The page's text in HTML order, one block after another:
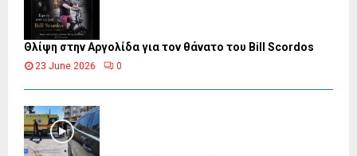
Θλίψη στην Αργολίδα για τον θάνατο του Bill Scordos
23 June 2026 0